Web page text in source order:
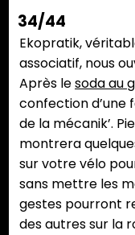
34/44
Ekopratik,
associatif, nous
Après lesoda au
confection d’une
de la mécanik’.
montrera
sur votre vélo
sans mettre les
gestes pourront
des autres sur la